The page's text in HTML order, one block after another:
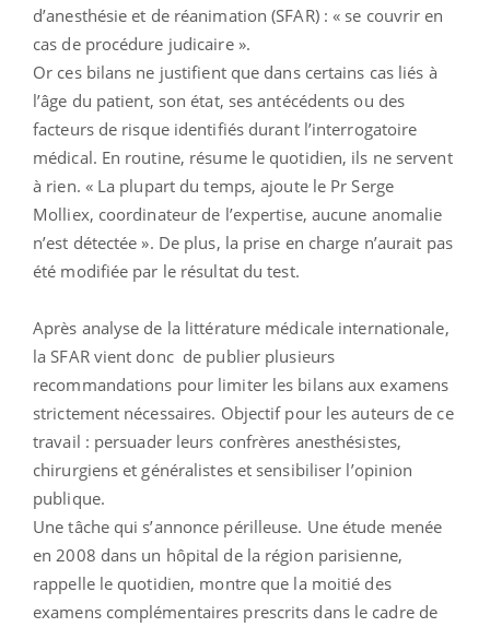
d’anesthésie et de réanimation (SFAR) : « se couvrir en
cas de procédure judicaire ».
Or ces bilans ne justifient que dans certains cas liés à
l’âge du patient, son état, ses antécédents ou des
facteurs de risque identifiés durant l’interrogatoire
médical. En routine, résume le quotidien, ils ne servent
à rien. « La plupart du temps, ajoute le Pr Serge
Molliex, coordinateur de l’expertise, aucune anomalie
n’est détectée ». De plus, la prise en charge n’aurait pas
été modifiée par le résultat du test.
Après analyse de la littérature médicale internationale,
la SFAR vient donc de publier plusieurs
recommandations pour limiter les bilans aux examens
strictement nécessaires. Objectif pour les auteurs de ce
travail : persuader leurs confrères anesthésistes,
chirurgiens et généralistes et sensibiliser l’opinion
publique.
Une tâche qui s’annonce périlleuse. Une étude menée
en 2008 dans un hôpital de la région parisienne,
rappelle le quotidien, montre que la moitié des
examens complémentaires prescrits dans le cadre de